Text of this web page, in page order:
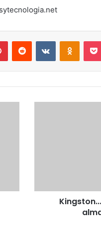
PinterestReddit VKontakte